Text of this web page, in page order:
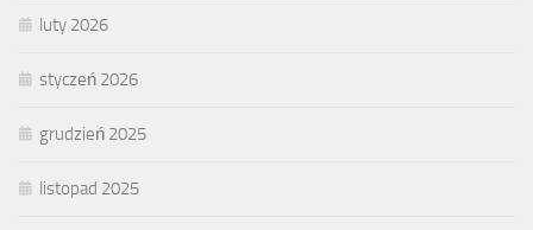
luty 2026
styczeń 2026
grudzień 2025
listopad 2025